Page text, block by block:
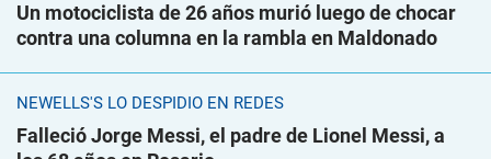
Un motociclista de 26 años murió luego de chocar
contra una columna en la rambla en Maldonado
NEWELLS'S LO DESPIDIÓ EN REDES
Falleció Jorge Messi, el padre de Lionel Messi, a